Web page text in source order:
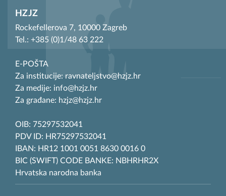
HZJZ
Rockefellerova 7, 10000 Zagreb
Tel.: +385 (0)1/48 63 222
E-POŠTA
Za institucije: ravnateljstvo@hzjz.hr
Za medije: info@hzjz.hr
Za građane: hzjz@hzjz.hr
OIB: 75297532041
PDV ID: HR75297532041
IBAN: HR12 1001 0051 8630 0016 0
BIC (SWIFT) CODE BANKE: NBHRHR2X
Hrvatska narodna banka